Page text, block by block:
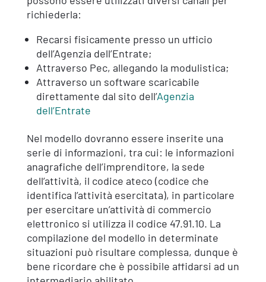
richiederla:
Recarsi fisicamente presso un ufficio
dell’Agenzia dell’Entrate;
Attraverso Pec, allegando la modulistica;
Attraverso un software scaricabile
direttamente dal sito dell’Agenzia
dell’Entrate
Nel modello dovranno essere inserite una
serie di informazioni, tra cui: le informazioni
anagrafiche dell’imprenditore, la sede
dell’attività, il codice ateco (codice che
identifica l’attività esercitata), in particolare
per esercitare un’attività di commercio
elettronico si utilizza il codice 47.91.10. La
compilazione del modello in determinate
situazioni può risultare complessa, dunque è
bene ricordare che è possibile affidarsi ad un